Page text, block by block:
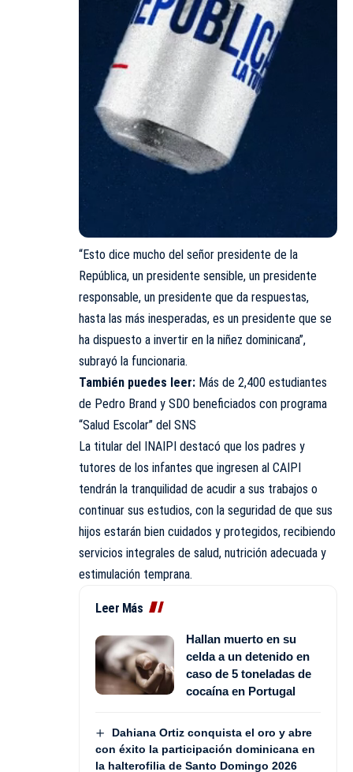
“Esto dice mucho del señor presidente de la
República, un presidente sensible, un presidente
responsable, un presidente que da respuestas,
hasta las más inesperadas, es un presidente que se
ha dispuesto a invertir en la niñez dominicana”,
subrayó la funcionaria.
También puedes leer: Más de 2,400 estudiantes
de Pedro Brand y SDO beneficiados con programa
“Salud Escolar” del SNS
La titular del INAIPI destacó que los padres y
tutores de los infantes que ingresen al CAIPI
tendrán la tranquilidad de acudir a sus trabajos o
continuar sus estudios, con la seguridad de que sus
hijos estarán bien cuidados y protegidos, recibiendo
servicios integrales de salud, nutrición adecuada y
estimulación temprana.
Leer Más
Hallan muerto en su
celda a un detenido en
caso de 5 toneladas de
cocaína en Portugal
Dahiana Ortiz conquista el oro y abre
con éxito la participación dominicana en
la halterofilia de Santo Domingo 2026